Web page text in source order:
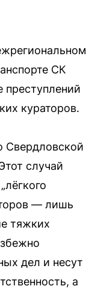
СК
преступлений
кураторов.
Свердловской
случай
— лишь
тяжких
дел и несут
а